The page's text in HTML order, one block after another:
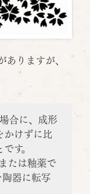
ありますが、
合に、成形
かけずに比
す。
たは釉薬で
陶器に転写